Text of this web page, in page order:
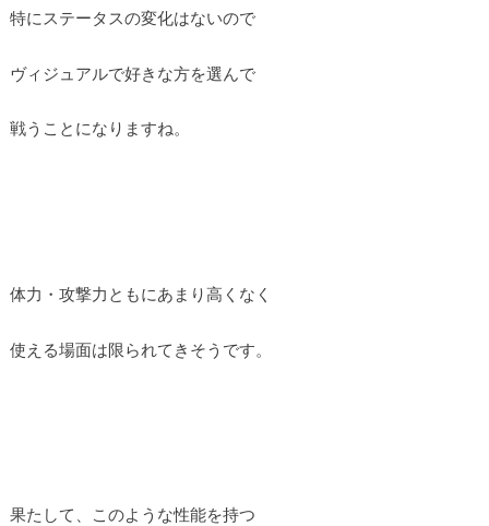
特にステータスの変化はないので
ヴィジュアルで好きな方を選んで
戦うことになりますね。
体力・攻撃力ともにあまり高くなく
使える場面は限られてきそうです。
果たして、このような性能を持つ